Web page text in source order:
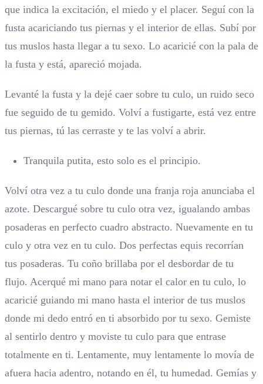
que indica la excitación, el miedo y el placer. Seguí con la
fusta acariciando tus piernas y el interior de ellas. Subí por
tus muslos hasta llegar a tu sexo. Lo acaricié con la pala de
la fusta y está, apareció mojada.
Levanté la fusta y la dejé caer sobre tu culo, un ruido seco
fue seguido de tu gemido. Volví a fustigarte, está vez entre
tus piernas, tú las cerraste y te las volví a abrir.
Tranquila putita, esto solo es el principio.
Volví otra vez a tu culo donde una franja roja anunciaba el
azote. Descargué sobre tu culo otra vez, igualando ambas
posaderas en perfecto cuadro abstracto. Nuevamente en tu
culo y otra vez en tu culo. Dos perfectas equis recorrían
tus posaderas. Tu coño brillaba por el desbordar de tu
flujo. Acerqué mi mano para notar el calor en tu culo, lo
acaricié guiando mi mano hasta el interior de tus muslos
donde mi dedo entró en ti absorbido por tu sexo. Gemiste
al sentirlo dentro y moviste tu culo para que entrase
totalmente en ti. Lentamente, muy lentamente lo movía de
afuera hacia adentro, notando en él, tu humedad. Gemías y